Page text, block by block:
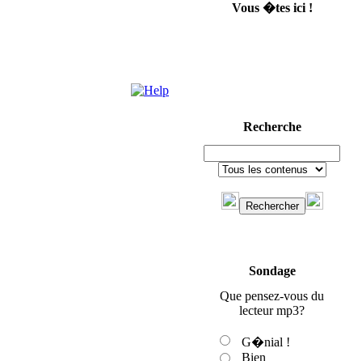
Vous �tes ici !
Recherche
Sondage
Que pensez-vous du
lecteur mp3?
G�nial !
Bien